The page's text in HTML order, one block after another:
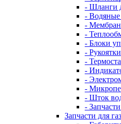
- Шланги
- Водяные
-
-
- Блоки
- Рукоятки
-
-
-
-
- Шток
-
Запчасти для